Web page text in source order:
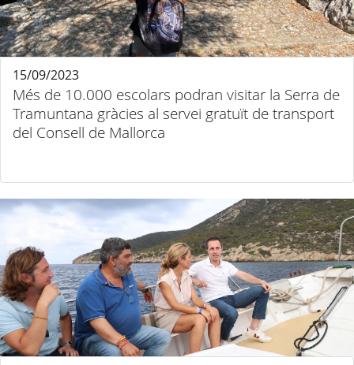
Més de 10.000 escolars podran visitar la Serra de
Tramuntana gràcies al servei gratuït de transport
del Consell de Mallorca
15/09/2023